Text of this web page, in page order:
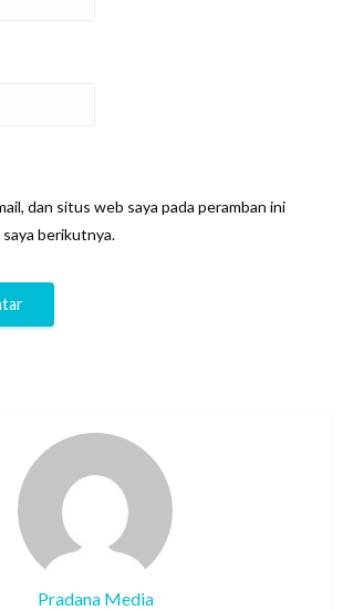
dan situs web saya pada peramban ini
berikutnya.
Pradana Media